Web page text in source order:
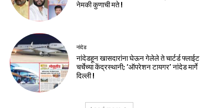
नेमकी कुणाची मते !
नांदेड
नांदेडहून खासदारांना घेऊन गेलेले ते चार्टर्ड फ्लाईट
चर्चेच्या केंद्रस्थानी; ‘ऑपरेशन टायगर’ नांदेड मार्गे
दिल्ली !